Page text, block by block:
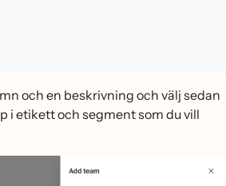
och en beskrivning och välj sedan
i etikett och segment som du vill